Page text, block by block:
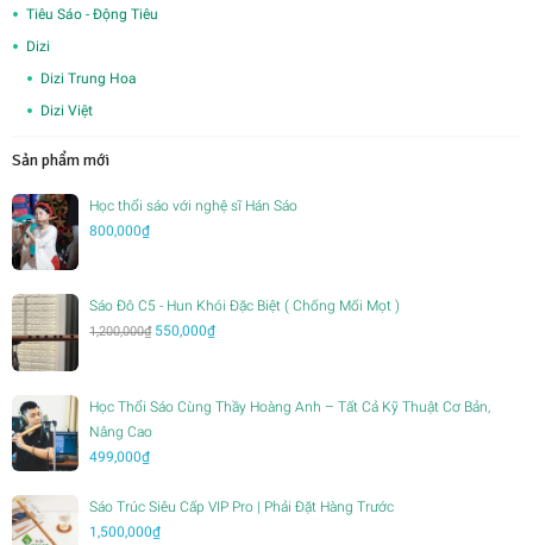
Tiêu Sáo - Động Tiêu
Dizi
Dizi Trung Hoa
Dizi Việt
Sản phẩm mới
Học thổi sáo với nghệ sĩ Hán Sáo
800,000₫
Sáo Đô C5 - Hun Khói Đặc Biệt ( Chống Mối Mọt )
1,200,000₫ Giá
1,200,000₫.
550,000₫Giá
là:
Học Thổi Sáo Cùng Thầy Hoàng Anh – Tất Cả Kỹ Thuật Cơ Bản,
Nâng Cao
499,000₫
Sáo Trúc Siêu Cấp VIP Pro | Phải Đặt Hàng Trước
1,500,000₫